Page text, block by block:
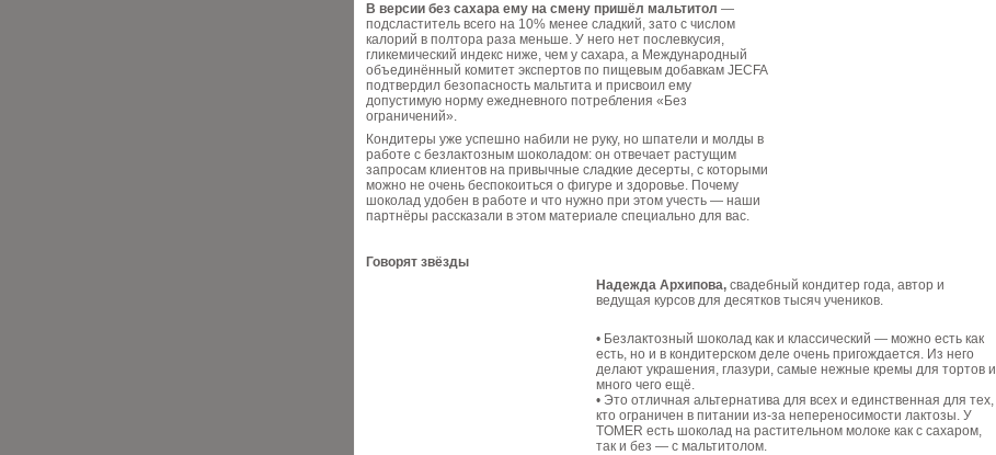
В версии без сахара ему на смену пришёл мальтитол —
подсластитель всего на 10% менее сладкий, зато с числом
калорий в полтора раза меньше. У него нет послевкусия,
гликемический индекс ниже, чем у сахара, а Международный
объединённый комитет экспертов по пищевым добавкам JECFA
подтвердил безопасность мальтита и присвоил ему
допустимую норму ежедневного потребления «Без
ограничений».
Кондитеры уже успешно набили не руку, но шпатели и молды в
работе с безлактозным шоколадом: он отвечает растущим
запросам клиентов на привычные сладкие десерты, с которыми
можно не очень беспокоиться о фигуре и здоровье. Почему
шоколад удобен в работе и что нужно при этом учесть — наши
партнёры рассказали в этом материале специально для вас.
Говорят звёзды
Надежда Архипова, свадебный кондитер года, автор и
ведущая курсов для десятков тысяч учеников.
• Безлактозный шоколад как и классический — можно есть как
есть, но и в кондитерском деле очень пригождается. Из него
делают украшения, глазури, самые нежные кремы для тортов и
много чего ещё.
• Это отличная альтернатива для всех и единственная для тех,
кто ограничен в питании из-за непереносимости лактозы. У
TOMER есть шоколад на растительном молоке как с сахаром,
так и без — с мальтитолом.